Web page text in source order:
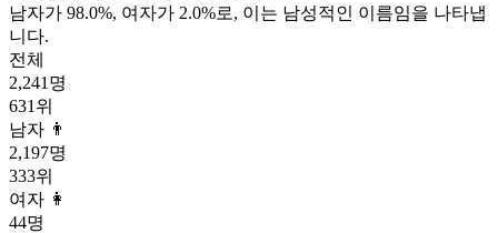
남자가 98.0%, 여자가 2.0%로, 이는 남성적인 이름임을 나타냅
니다.
전체
2,241 명
631 위
남자 👨
2,197명
333위
여자 👩
44명